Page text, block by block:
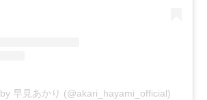
早見あかり (@akari_hayami_official)